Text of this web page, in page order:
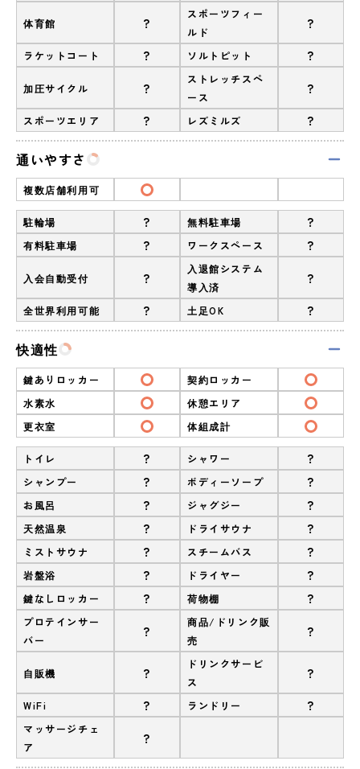
体育館 ?
スポーツフィー
ルド
?
ラケットコート ? ソルトピット ?
加圧サイクル ?
ストレッチスペ
ース
?
スポーツエリア ? レズミルズ ?
通いやすさ
複数店舗利用可
駐輪場 ? 無料駐車場 ?
有料駐車場 ? ワークスペース ?
入会自動受付 ?
入退館システム
導入済
?
全世界利用可能 ? 土足OK ?
快適性
鍵ありロッカー
契約ロッカー
水素水
休憩エリア
更衣室
体組成計
トイレ ? シャワー ?
シャンプー ? ボディーソープ ?
お風呂 ? ジャグジー ?
天然温泉 ? ドライサウナ ?
ミストサウナ ? スチームバス ?
岩盤浴 ? ドライヤー ?
鍵なしロッカー ? 荷物棚 ?
プロテインサー
バー
?
商品/ドリンク販
売
?
自販機 ?
ドリンクサービ
ス
?
WiFi ? ランドリー ?
マッサージチェ
ア
?